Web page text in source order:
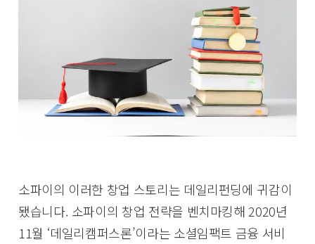
소파이의 이러한 창업 스토리는 데일리펀딩에 귀감이
됐습니다. 소파이의 창업 전략을 벤치마킹해 2020년
11월 ‘데일리캠퍼스론’이라는 소셜임팩트 금융 서비